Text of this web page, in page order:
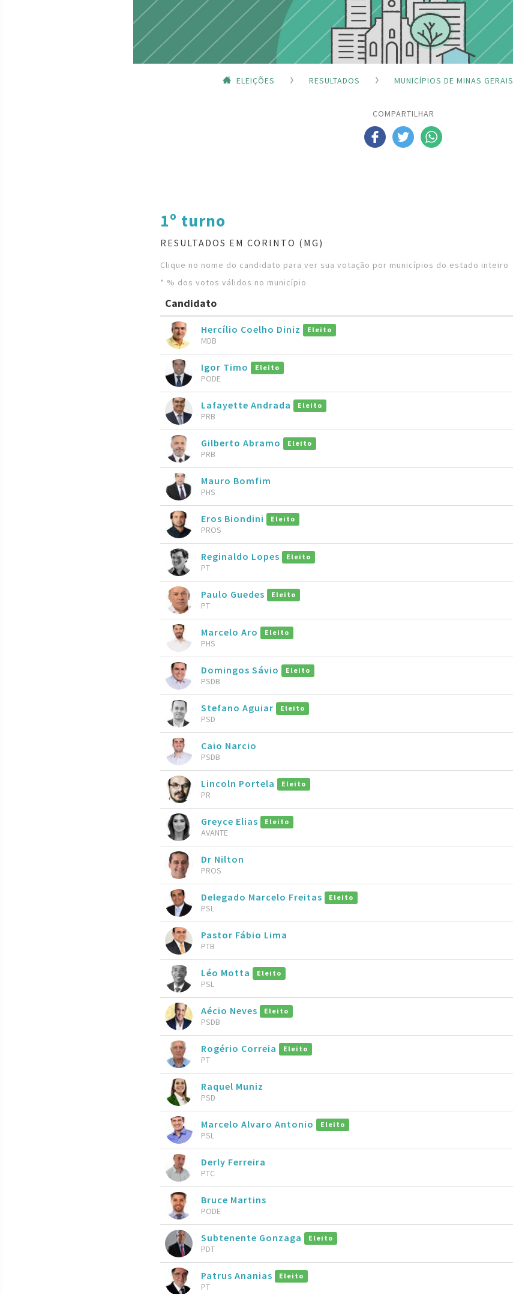
ELEIÇÕES RESULTADOS MUNICÍPIOS DE MINAS GERAIS
COMPARTILHAR
1º turno
RESULTADOS EM CORINTO (MG)
Clique no nome do candidato para ver sua votação por municípios do estado inteiro
* % dos votos válidos no município
Candidato
Hercílio Coelho Diniz Eleito
MDB
Igor Timo Eleito
PODE
Lafayette Andrada Eleito
PRB
Gilberto Abramo Eleito
PRB
Mauro Bomfim
PHS
Eros Biondini Eleito
PROS
Reginaldo Lopes Eleito
PT
Paulo Guedes Eleito
PT
Marcelo Aro Eleito
PHS
Domingos Sávio Eleito
PSDB
Stefano Aguiar Eleito
PSD
Caio Narcio
PSDB
Lincoln Portela Eleito
PR
Greyce Elias Eleito
AVANTE
Dr Nilton
PROS
Delegado Marcelo Freitas Eleito
PSL
Pastor Fábio Lima
PTB
Léo Motta Eleito
PSL
Aécio Neves Eleito
PSDB
Rogério Correia Eleito
PT
Raquel Muniz
PSD
Marcelo Alvaro Antonio Eleito
PSL
Derly Ferreira
PTC
Bruce Martins
PODE
Subtenente Gonzaga Eleito
PDT
Patrus Ananias Eleito
PT